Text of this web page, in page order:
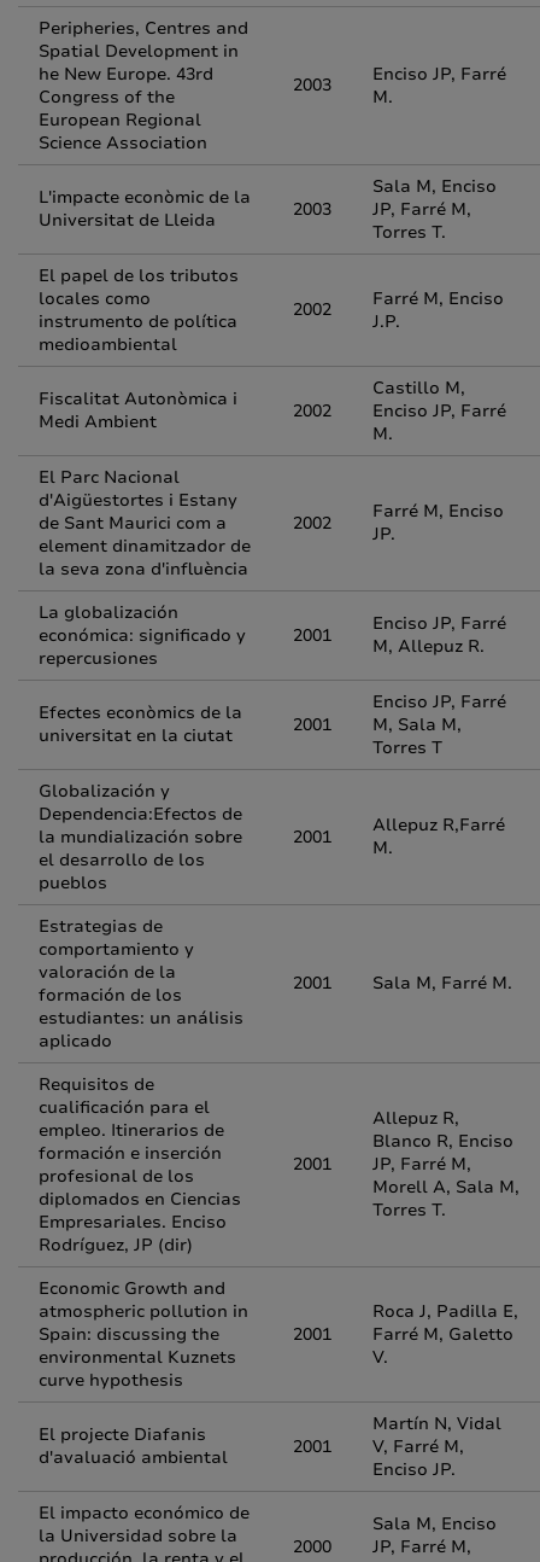
Peripheries, Centres and
Spatial Development in
he New Europe. 43rd
Congress of the
European Regional
Science Association
2003
Enciso JP, Farré
M.
L'impacte econòmic de la
Universitat de Lleida
2003
Sala M, Enciso
JP, Farré M,
Torres T.
El papel de los tributos
locales como
instrumento de política
medioambiental
2002
Farré M, Enciso
J.P.
Fiscalitat Autonòmica i
Medi Ambient
2002
Castillo M,
Enciso JP, Farré
M.
El Parc Nacional
d'Aigüestortes i Estany
de Sant Maurici com a
element dinamitzador de
la seva zona d'influència
2002
Farré M, Enciso
JP.
La globalización
económica: significado y
repercusiones
2001
Enciso JP, Farré
M, Allepuz R.
Efectes econòmics de la
universitat en la ciutat
2001
Enciso JP, Farré
M, Sala M,
Torres T
Globalización y
Dependencia:Efectos de
la mundialización sobre
el desarrollo de los
pueblos
2001
Allepuz R,Farré
M.
Estrategias de
comportamiento y
valoración de la
formación de los
estudiantes: un análisis
aplicado
2001 Sala M, Farré M.
Requisitos de
cualificación para el
empleo. Itinerarios de
formación e inserción
profesional de los
diplomados en Ciencias
Empresariales. Enciso
Rodríguez, JP (dir)
2001
Allepuz R,
Blanco R, Enciso
JP, Farré M,
Morell A, Sala M,
Torres T.
Economic Growth and
atmospheric pollution in
Spain: discussing the
environmental Kuznets
curve hypothesis
2001
Roca J, Padilla E,
Farré M, Galetto
V.
El projecte Diafanis
d'avaluació ambiental
2001
Martín N, Vidal
V, Farré M,
Enciso JP.
El impacto económico de
la Universidad sobre la
2000
Sala M, Enciso
JP, Farré M,